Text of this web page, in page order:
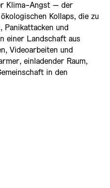
Klima-Angst – der
Kollaps, die zu
Panikattacken und
einer Landschaft aus
Videoarbeiten und
einladender Raum,
in den